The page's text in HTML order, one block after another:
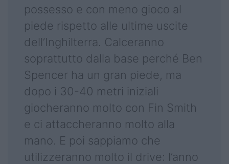
possesso e con meno gioco al
piede rispetto alle ultime uscite
dell’Inghilterra. Calceranno
soprattutto dalla base perché Ben
Spencer ha un gran piede, ma
dopo i 30-40 metri iniziali
giocheranno molto con Fin Smith
e ci attaccheranno molto alla
mano. E poi sappiamo che
utilizzeranno molto il drive: l’anno